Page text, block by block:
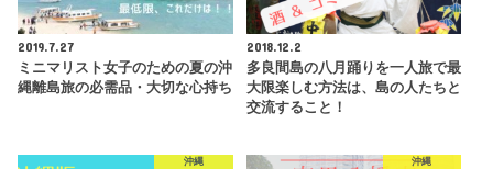
2019.7.27
ミニマリスト女子のための夏の沖
縄離島旅の必需品・大切な心持ち
2018.12.2
多良間島の八月踊りを一人旅で最
大限楽しむ方法は、島の人たちと
交流すること！
沖縄 沖縄